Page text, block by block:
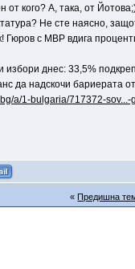
от кого? А, така, от
Не сте наясно,
Гюров с МВР вдига
избори днес: 33,5%
да надскочи бариерата
a/1-bulgaria/717372-
«Предишна